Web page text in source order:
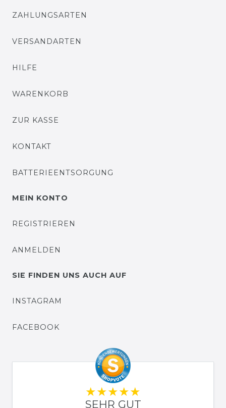
ZAHLUNGSARTEN
VERSANDARTEN
HILFE
WARENKORB
ZUR KASSE
KONTAKT
BATTERIEENTSORGUNG
MEIN KONTO
REGISTRIEREN
ANMELDEN
SIE FINDEN UNS AUCH AUF
INSTAGRAM
FACEBOOK
SEHR GUT